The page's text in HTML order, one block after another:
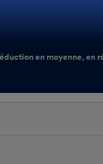
en moyenne, en